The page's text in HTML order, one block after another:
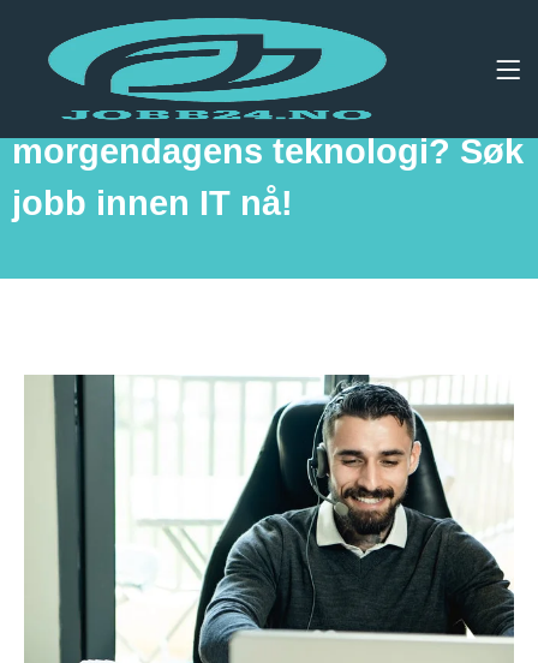
Lyst til å jobbe med
morgendagens teknologi? Søk
jobb innen IT nå!